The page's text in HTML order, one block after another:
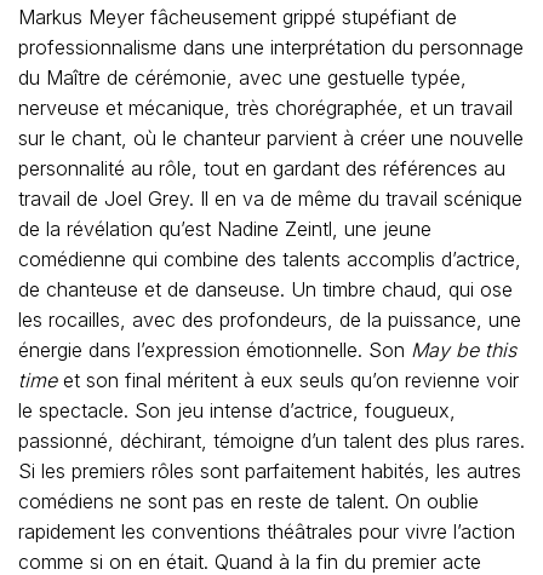
Markus Meyer fâcheusement grippé stupéfiant de
professionnalisme dans une interprétation du personnage
du Maître de cérémonie, avec une gestuelle typée,
nerveuse et mécanique, très chorégraphée, et un travail
sur le chant, où le chanteur parvient à créer une nouvelle
personnalité au rôle, tout en gardant des références au
travail de Joel Grey. Il en va de même du travail scénique
de la révélation qu’est Nadine Zeintl, une jeune
comédienne qui combine des talents accomplis d’actrice,
de chanteuse et de danseuse. Un timbre chaud, qui ose
les rocailles, avec des profondeurs, de la puissance, une
énergie dans l’expression émotionnelle. Son May be this
timeet son final méritent à eux seuls qu’on revienne voir
le spectacle. Son jeu intense d’actrice, fougueux,
passionné, déchirant, témoigne d’un talent des plus rares.
Si les premiers rôles sont parfaitement habités, les autres
comédiens ne sont pas en reste de talent. On oublie
rapidement les conventions théâtrales pour vivre l’action
comme si on en était. Quand à la fin du premier acte